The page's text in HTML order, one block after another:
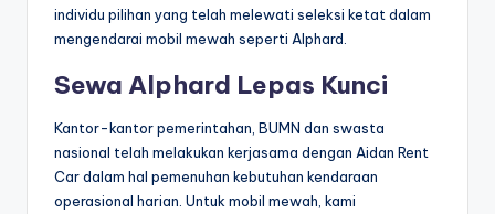
individu pilihan yang telah melewati seleksi ketat dalam
mengendarai mobil mewah seperti Alphard.
Sewa Alphard Lepas Kunci
Kantor-kantor pemerintahan, BUMN dan swasta
nasional telah melakukan kerjasama dengan Aidan Rent
Car dalam hal pemenuhan kebutuhan kendaraan
operasional harian. Untuk mobil mewah, kami